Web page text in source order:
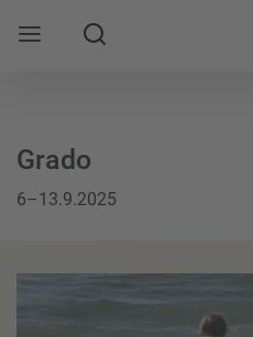
Rechercher
Grado
6–13.9.2025